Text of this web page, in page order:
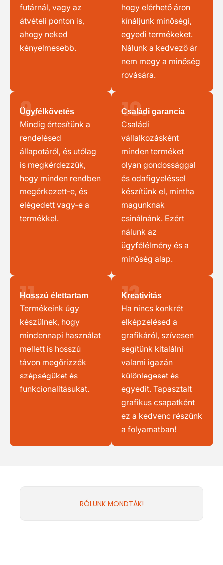
futárnál, vagy az
átvételi ponton is,
ahogy neked
kényelmesebb.
hogy elérhető áron
kínáljunk minőségi,
egyedi termékeket.
Nálunk a kedvező ár
nem megy a minőség
rovására.
9.
Ügyfélkövetés
Mindig értesítünk a
rendelésed
állapotáról, és utólag
is megkérdezzük,
hogy minden rendben
megérkezett-e, és
elégedett vagy-e a
termékkel.
10.
Családi garancia
Családi
vállalkozásként
minden terméket
olyan gondossággal
és odafigyeléssel
készítünk el, mintha
magunknak
csinálnánk. Ezért
nálunk az
ügyfélélmény és a
minőség alap.
11.
Hosszú élettartam
Termékeink úgy
készülnek, hogy
mindennapi használat
mellett is hosszú
távon megőrizzék
szépségüket és
funkcionalitásukat.
12.
Kreativitás
Ha nincs konkrét
elképzelésed a
grafikáról, szívesen
segítünk kitalálni
valami igazán
különlegeset és
egyedit. Tapasztalt
grafikus csapatként
ez a kedvenc részünk
a folyamatban!
RÓLUNK MONDTÁK!